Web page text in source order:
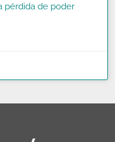
pérdida de poder